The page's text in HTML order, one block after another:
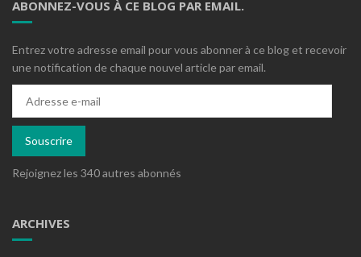
ABONNEZ-VOUS À CE BLOG PAR EMAIL.
Entrez votre adresse email pour vous abonner à ce blog et recevoir
une notification de chaque nouvel article par email.
mail
Souscrire
Rejoignez les 340 autres abonnés
ARCHIVES